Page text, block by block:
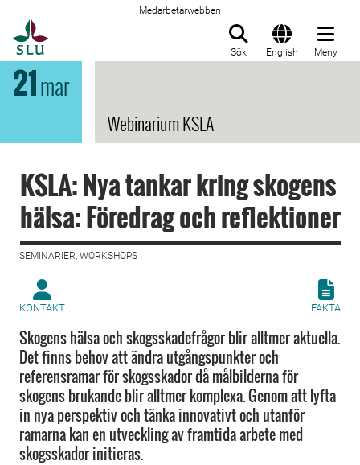
Medarbetarwebben
Sök English Meny
21mar
Webinarium KSLA
KSLA: Nya tankar kring skogens
hälsa: Föredrag och reflektioner
SEMINARIER, WORKSHOPS |
KONTAKT FAKTA
Skogens hälsa och skogsskadefrågor blir alltmer aktuella.
Det finns behov att ändra utgångspunkter och
referensramar för skogsskador då målbilderna för
skogens brukande blir alltmer komplexa. Genom att lyfta
in nya perspektiv och tänka innovativt och utanför
ramarna kan en utveckling av framtida arbete med
skogsskador initieras.